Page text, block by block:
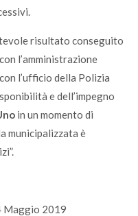
risultato conseguito
l’amministrazione
l’ufficio della Polizia
e dell’impegno
in un momento di
municipalizzata è
Maggio 2019